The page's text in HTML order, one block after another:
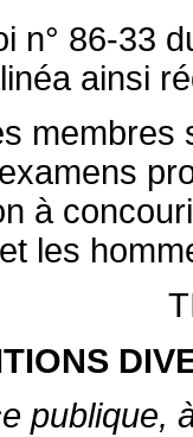
n° 86-33
ainsi
membres
à
les
publique,